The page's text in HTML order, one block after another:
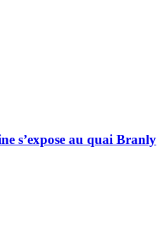
s’expose au quai Branly